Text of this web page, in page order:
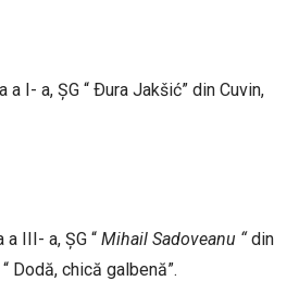
a I- a, ȘG “ Ðura Jakšić” din Cuvin,
a III- a, ȘG “ Mihail Sadoveanu “din
Dodă, chică galbenă”.